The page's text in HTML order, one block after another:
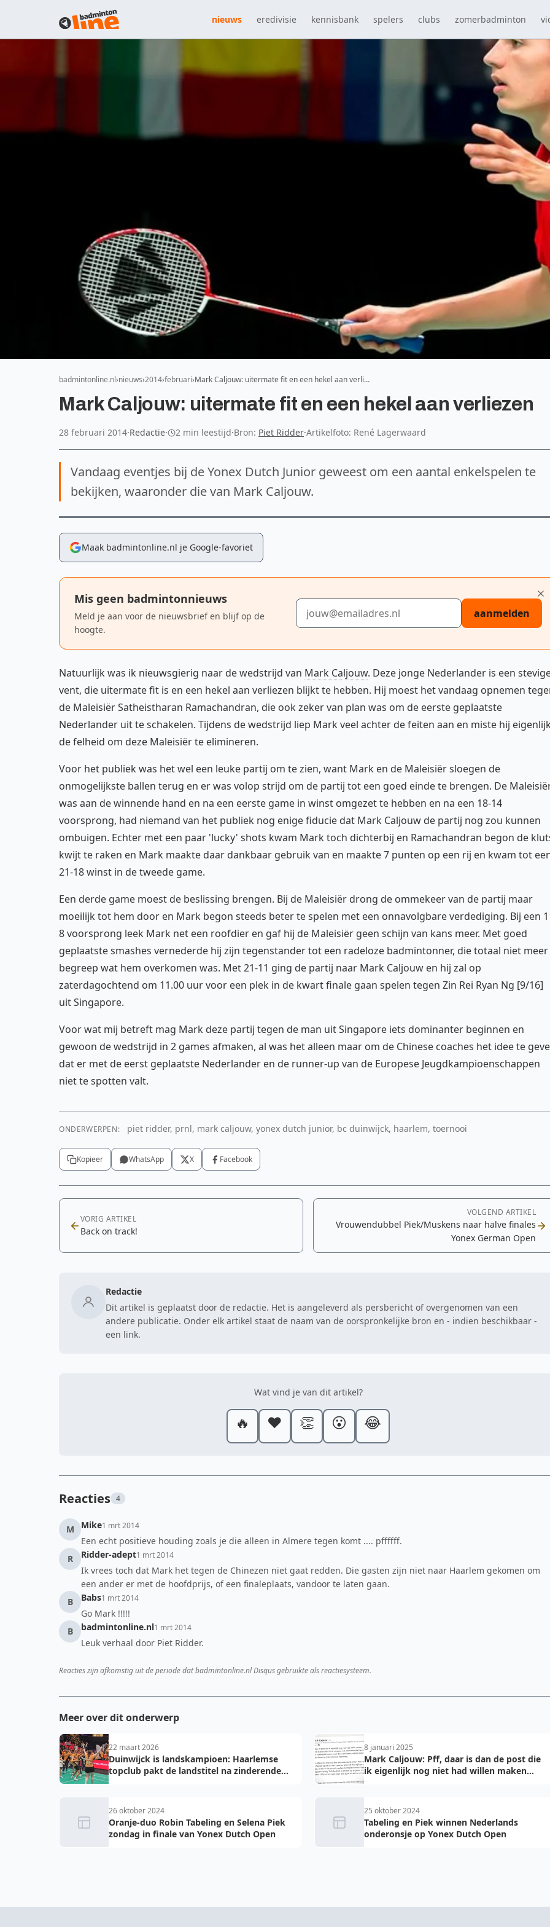
nieuws eredivisie kennisbank spelers clubs zomerbadminton
badmintonline.nl nieuws 2014 februari Mark Caljouw: uitermate fit en een hekel aan verli…
Mark Caljouw: uitermate fit en een hekel aan verliezen
28 februari 2014·Redactie· 2 min leestijd·Bron: Piet Ridder·Artikelfoto: René Lagerwaard
Vandaag eventjes bij de Yonex Dutch Junior geweest om een aantal enkelspelen te
bekijken, waaronder die van Mark Caljouw.
Maak badmintonline.nl je Google-favoriet
Mis geen badmintonnieuws
Meld je aan voor de nieuwsbrief en blijf op de
hoogte.
E-mailadres
aanmelden
Natuurlijk was ik nieuwsgierig naar de wedstrijd van Mark Caljouw. Deze jonge Nederlander is een
vent, die uitermate fit is en een hekel aan verliezen blijkt te hebben. Hij moest het vandaag opnemen
de Maleisiër Satheistharan Ramachandran, die ook zeker van plan was om de eerste geplaatste
Nederlander uit te schakelen. Tijdens de wedstrijd liep Mark veel achter de feiten aan en miste hij
de felheid om deze Maleisiër te elimineren.
Voor het publiek was het wel een leuke partij om te zien, want Mark en de Maleisiër sloegen de
onmogelijkste ballen terug en er was volop strijd om de partij tot een goed einde te brengen. De
was aan de winnende hand en na een eerste game in winst omgezet te hebben en na een 18-14
voorsprong, had niemand van het publiek nog enige fiducie dat Mark Caljouw de partij nog zou kunnen
ombuigen. Echter met een paar 'lucky' shots kwam Mark toch dichterbij en Ramachandran begon de
kwijt te raken en Mark maakte daar dankbaar gebruik van en maakte 7 punten op een rij en kwam tot
21-18 winst in de tweede game.
Een derde game moest de beslissing brengen. Bij de Maleisiër drong de ommekeer van de partij maar
moeilijk tot hem door en Mark begon steeds beter te spelen met een onnavolgbare verdediging. Bij een
8 voorsprong leek Mark net een roofdier en gaf hij de Maleisiër geen schijn van kans meer. Met goed
geplaatste smashes vernederde hij zijn tegenstander tot een radeloze badmintonner, die totaal niet meer
begreep wat hem overkomen was. Met 21-11 ging de partij naar Mark Caljouw en hij zal op
zaterdagochtend om 11.00 uur voor een plek in de kwart finale gaan spelen tegen Zin Rei Ryan Ng [9/16]
uit Singapore.
Voor wat mij betreft mag Mark deze partij tegen de man uit Singapore iets dominanter beginnen en
gewoon de wedstrijd in 2 games afmaken, al was het alleen maar om de Chinese coaches het idee te
dat er met de eerst geplaatste Nederlander en de runner-up van de Europese Jeugdkampioenschappen
niet te spotten valt.
ONDERWERPEN: piet ridder, prnl, mark caljouw, yonex dutch junior, bc duinwijck, haarlem, toernooi
Kopieer WhatsApp X Facebook
VORIG ARTIKEL
Back on track!
VOLGEND ARTIKEL
Vrouwendubbel Piek/Muskens naar halve finales
Yonex German Open
Redactie
Dit artikel is geplaatst door de redactie. Het is aangeleverd als persbericht of overgenomen van een
andere publicatie. Onder elk artikel staat de naam van de oorspronkelijke bron en - indien beschikbaar -
een link.
Wat vind je van dit artikel?
🔥 ❤️ 👏 😮 😂
Reacties 4
M Mike1 mrt 2014
Een echt positieve houding zoals je die alleen in Almere tegen komt .... pffffff.
R
Ridder-adept1 mrt 2014
Ik vrees toch dat Mark het tegen de Chinezen niet gaat redden. Die gasten zijn niet naar Haarlem gekomen om
een ander er met de hoofdprijs, of een finaleplaats, vandoor te laten gaan.
B
Babs1 mrt 2014
Go Mark !!!!!
B
badmintonline.nl1 mrt 2014
Leuk verhaal door Piet Ridder.
Reacties zijn afkomstig uit de periode dat badmintonline.nl Disqus gebruikte als reactiesysteem.
Meer over dit onderwerp
22 maart 2026
Duinwijck is landskampioen: Haarlemse
topclub pakt de landstitel na zinderende
8 januari 2025
Mark Caljouw: Pff, daar is dan de post die
ik eigenlijk nog niet had willen maken...
26 oktober 2024
Oranje-duo Robin Tabeling en Selena Piek
zondag in finale van Yonex Dutch Open
25 oktober 2024
Tabeling en Piek winnen Nederlands
onderonsje op Yonex Dutch Open